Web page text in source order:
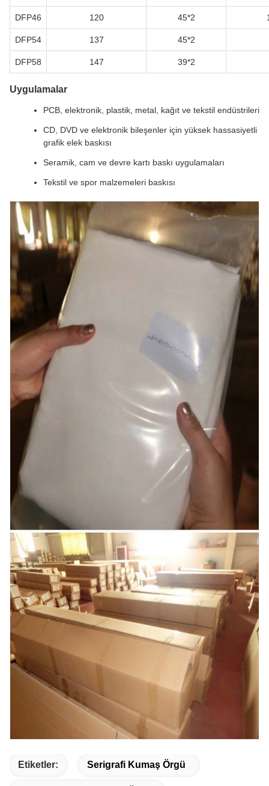
DFP46 120 45*2
DFP54 137 45*2
DFP58 147 39*2
Uygulamalar
PCB, elektronik, plastik, metal, kağıt ve tekstil endüstrileri
CD, DVD ve elektronik bileşenler için yüksek hassasiyetli
grafik elek baskısı
Seramik, cam ve devre kartı baskı uygulamaları
Tekstil ve spor malzemeleri baskısı
Etiketler: Serigrafi Kumaş Örgü